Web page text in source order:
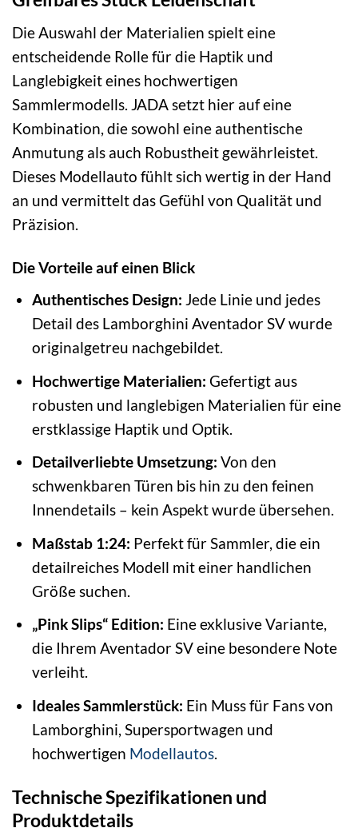
Die Auswahl der Materialien spielt eine
entscheidende Rolle für die Haptik und
Langlebigkeit eines hochwertigen
Sammlermodells. JADA setzt hier auf eine
Kombination, die sowohl eine authentische
Anmutung als auch Robustheit gewährleistet.
Dieses Modellauto fühlt sich wertig in der Hand
an und vermittelt das Gefühl von Qualität und
Präzision.
Die Vorteile auf einen Blick
Authentisches Design: Jede Linie und jedes
Detail des Lamborghini Aventador SV wurde
originalgetreu nachgebildet.
Hochwertige Materialien: Gefertigt aus
robusten und langlebigen Materialien für eine
erstklassige Haptik und Optik.
Detailverliebte Umsetzung: Von den
schwenkbaren Türen bis hin zu den feinen
Innendetails – kein Aspekt wurde übersehen.
Maßstab 1:24: Perfekt für Sammler, die ein
detailreiches Modell mit einer handlichen
Größe suchen.
„Pink Slips“ Edition: Eine exklusive Variante,
die Ihrem Aventador SV eine besondere Note
verleiht.
Ideales Sammlerstück: Ein Muss für Fans von
Lamborghini, Supersportwagen und
hochwertigen Modellautos.
Technische Spezifikationen und
Produktdetails